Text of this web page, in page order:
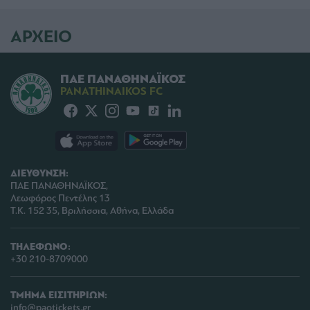
ΑΡΧΕΙΟ
ΔΙΕΥΘΥΝΣΗ:
ΠΑΕ ΠΑΝΑΘΗΝΑΪΚΟΣ,
Λεωφόρος Πεντέλης 13
Τ.Κ. 152 35, Βριλήσσια, Αθήνα, Ελλάδα
ΤΗΛΕΦΩΝΟ:
+30 210-8709000
ΤΜΗΜΑ ΕΙΣΙΤΗΡΙΩΝ:
ΠΑΕ ΠΑΝΑΘΗΝΑΪΚΟΣ
PANATHINAIKOS FC